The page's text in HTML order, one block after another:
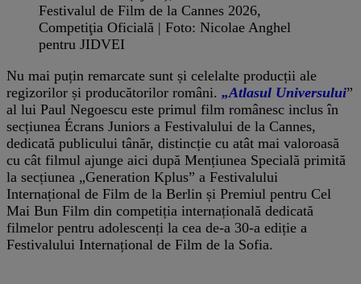
Festivalul de Film de la Cannes 2026,
Competiţia Oficială | Foto: Nicolae Anghel
pentru JIDVEI
Nu mai puțin remarcate sunt și celelalte producții ale
regizorilor și producătorilor români. „Atlasul Universului”
al lui Paul Negoescu este primul film românesc inclus în
secțiunea Écrans Juniors a Festivalului de la Cannes,
dedicată publicului tânăr, distincție cu atât mai valoroasă
cu cât filmul ajunge aici după Mențiunea Specială primită
la secțiunea „Generation Kplus” a Festivalului
Internațional de Film de la Berlin și Premiul pentru Cel
Mai Bun Film din competiția internațională dedicată
filmelor pentru adolescenți la cea de-a 30-a ediție a
Festivalului Internațional de Film de la Sofia.